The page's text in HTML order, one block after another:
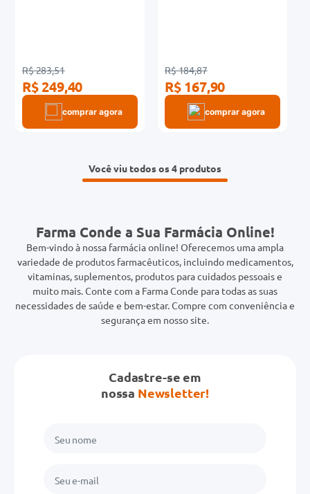
R$ 283,51
R$ 249,40
comprar agora
R$ 184,87
R$ 167,90
comprar agora
Você viu todos os 4
Farma Conde a Sua Farmácia Online!
Bem-vindo à nossa farmácia online! Oferecemos uma ampla
variedade de produtos farmacêuticos, incluindo medicamentos,
vitaminas, suplementos, produtos para cuidados pessoais e
muito mais. Conte com a Farma Conde para todas as suas
necessidades de saúde e bem-estar. Compre com conveniência e
segurança em nosso site.
Cadastre-se em
nossa Newsletter!